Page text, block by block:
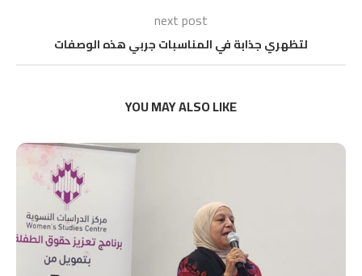
next post
لتظهري جذابة في المناسبات جربي هذه الوصفات
YOU MAY ALSO LIKE